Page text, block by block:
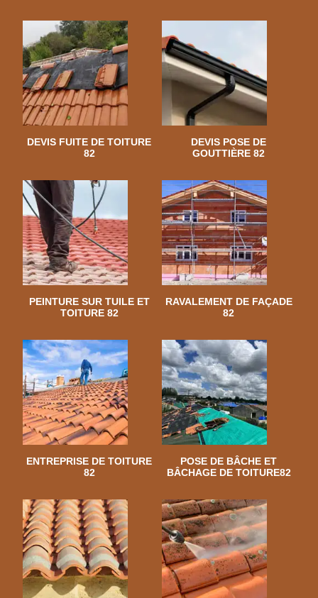
DEVIS FUITE DE TOITURE
82
DEVIS POSE DE
GOUTTIÈRE 82
PEINTURE SUR TUILE ET
TOITURE 82
RAVALEMENT DE FAÇADE
82
ENTREPRISE DE TOITURE
82
POSE DE BÂCHE ET
BÂCHAGE DE TOITURE82